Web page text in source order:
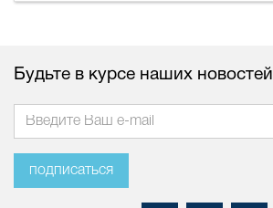
Будьте в курсе наших новостей
подписаться